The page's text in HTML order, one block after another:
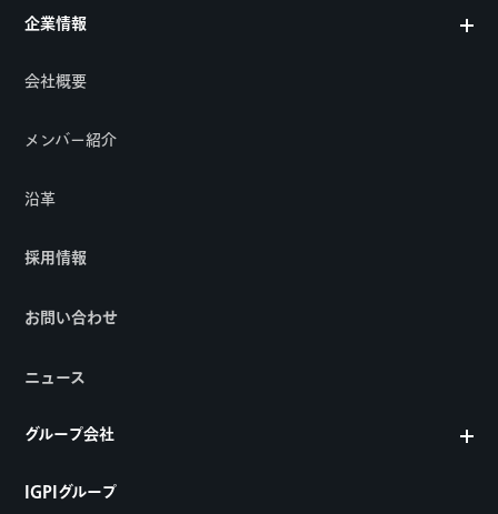
企業情報
会社概要
メンバー紹介
沿革
採用情報
お問い合わせ
ニュース
グループ会社
IGPIグループ